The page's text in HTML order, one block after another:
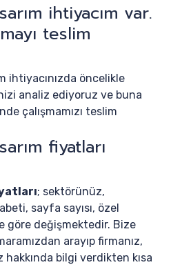
ihtiyacım var.
teslim
ihtiyacınızda öncelikle
analiz ediyoruz ve buna
çalışmamızı teslim
fiyatları
; sektörünüz,
sayfa sayısı, özel
göre değişmektedir. Bize
arayıp firmanız,
bilgi verdikten kısa